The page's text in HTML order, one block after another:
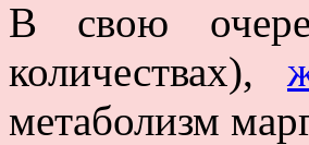
В свою
количествах),
метаболизм